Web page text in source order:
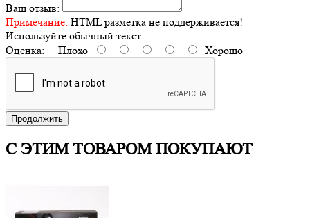
Ваш отзыв:
Примечание: HTML разметка не поддерживается!
Используйте обычный текст.
Оценка: Плохо Хорошо
Продолжить
С ЭТИМ ТОВАРОМ ПОКУПАЮТ